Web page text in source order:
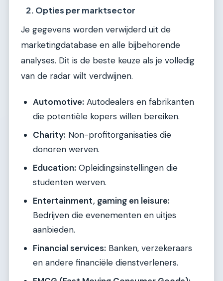
2. Opties per marktsector
Je gegevens worden verwijderd uit de
marketingdatabase en alle bijbehorende
analyses. Dit is de beste keuze als je volledig
van de radar wilt verdwijnen.
Automotive: Autodealers en fabrikanten
die potentiële kopers willen bereiken.
Charity: Non-profitorganisaties die
donoren werven.
Education: Opleidingsinstellingen die
studenten werven.
Entertainment, gaming en leisure:
Bedrijven die evenementen en uitjes
aanbieden.
Financial services: Banken, verzekeraars
en andere financiële dienstverleners.